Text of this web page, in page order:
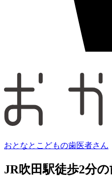
おとなとこどもの歯医者さん
JR吹田駅徒歩2分の